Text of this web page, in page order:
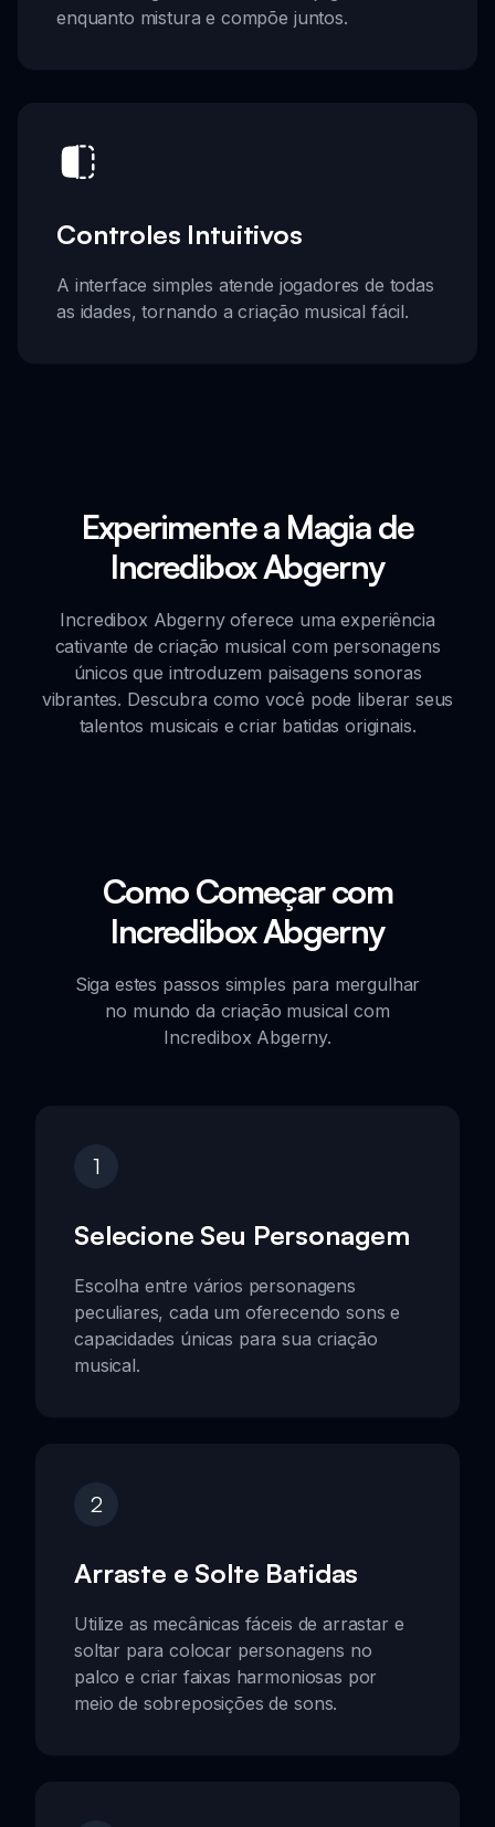
enquanto mistura e compõe juntos.
Controles Intuitivos
A interface simples atende jogadores de todas
as idades, tornando a criação musical fácil.
Experimente a Magia de
Incredibox Abgerny
Incredibox Abgerny oferece uma experiência
cativante de criação musical com personagens
únicos que introduzem paisagens sonoras
vibrantes. Descubra como você pode liberar seus
talentos musicais e criar batidas originais.
Como Começar com
Incredibox Abgerny
Siga estes passos simples para mergulhar
no mundo da criação musical com
Incredibox Abgerny.
1
Selecione Seu Personagem
Escolha entre vários personagens
peculiares, cada um oferecendo sons e
capacidades únicas para sua criação
musical.
2
Arraste e Solte Batidas
Utilize as mecânicas fáceis de arrastar e
soltar para colocar personagens no
palco e criar faixas harmoniosas por
meio de sobreposições de sons.